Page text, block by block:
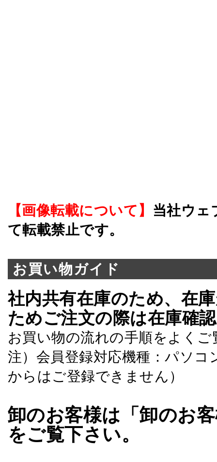
【画像転載について】 当社ウェ
て転載禁止です。
お買い物ガイド
社内共有在庫のため、在
ためご注文の際は在庫確
お買い物の流れの手順をよくご
注）会員登録対応機種：パソ
からはご登録できません）
卸のお客様は「卸のお
をご覧下さい。